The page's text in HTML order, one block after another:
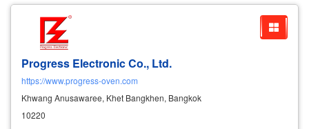
Progress Electronic Co., Ltd.
https://www.progress-oven.com
Khwang Anusawaree, Khet Bangkhen, Bangkok
10220